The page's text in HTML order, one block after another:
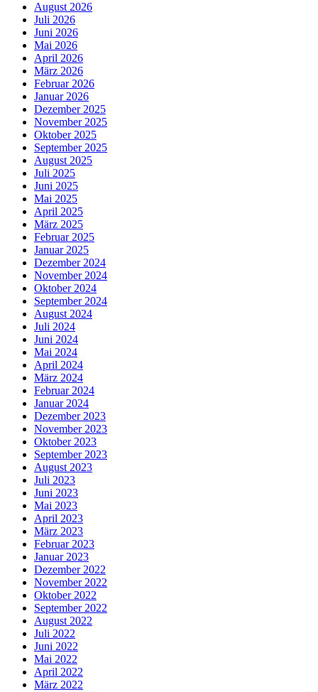
August 2026
Juli 2026
Juni 2026
Mai 2026
April 2026
März 2026
Februar 2026
Januar 2026
Dezember 2025
November 2025
Oktober 2025
September 2025
August 2025
Juli 2025
Juni 2025
Mai 2025
April 2025
März 2025
Februar 2025
Januar 2025
Dezember 2024
November 2024
Oktober 2024
September 2024
August 2024
Juli 2024
Juni 2024
Mai 2024
April 2024
März 2024
Februar 2024
Januar 2024
Dezember 2023
November 2023
Oktober 2023
September 2023
August 2023
Juli 2023
Juni 2023
Mai 2023
April 2023
März 2023
Februar 2023
Januar 2023
Dezember 2022
November 2022
Oktober 2022
September 2022
August 2022
Juli 2022
Juni 2022
Mai 2022
April 2022
März 2022